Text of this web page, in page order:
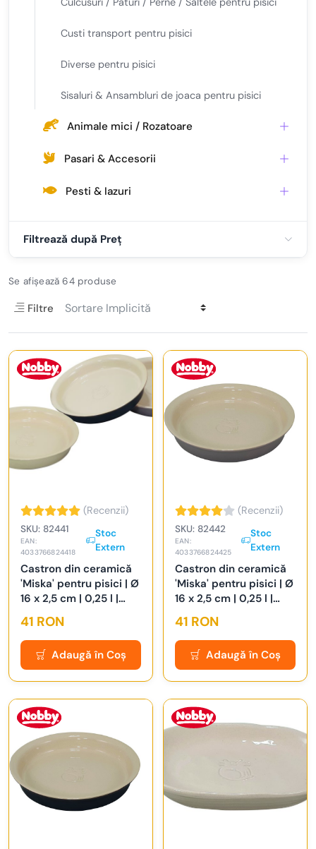
Custi transport pentru pisici
Diverse pentru pisici
Sisaluri & Ansambluri de joaca pentru pisici
Animale mici / Rozatoare
Pasari & Accesorii
Pesti & Iazuri
Filtrează după Preț
Se afișează 64 produse
Filtre
(Recenzii)
SKU: 82441
EAN:
4033766824418
Stoc
Extern
Castron din ceramică
'Miska' pentru pisici | Ø
16 x 2,5 cm | 0,25 l |
crem
41 RON
Adaugă în Coș
(Recenzii)
SKU: 82442
EAN:
4033766824425
Stoc
Extern
Castron din ceramică
'Miska' pentru pisici | Ø
16 x 2,5 cm | 0,25 l |
gri/crem
41 RON
Adaugă în Coș